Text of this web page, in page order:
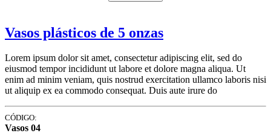
Vasos plásticos de 5 onzas
Lorem ipsum dolor sit amet, consectetur adipiscing elit, sed do
eiusmod tempor incididunt ut labore et dolore magna aliqua. Ut
enim ad minim veniam, quis nostrud exercitation ullamco laboris nisi
ut aliquip ex ea commodo consequat. Duis aute irure do
CÓDIGO:
Vasos 04